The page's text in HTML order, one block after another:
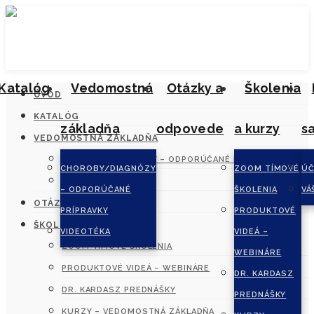
Vedomostná
základňa
CHOROBY/DIAGNÓZY
– ODPORÚČANÉ
PRÍPRAVKY
VIDEOTÉKA
Otázky a
odpovede
Školenia
a kurzy
ZOOM TÍMOVÉ
ŠKOLENIA
PRODUKTOVÉ
VIDEÁ –
WEBINÁRE
DR. KARDASZ
PREDNÁŠKY
ÚVOD
KATALÓG
VEDOMOSTNÁ ZÁKLADŇA
CHOROBY/DIAGNÓZY – ODPORÚČANÉ PRÍPRAVKY
OTÁZKY A ODPOVEDE
ŠKOLENIA A KURZY
ZOOM TÍMOVÉ ŠKOLENIA
PRODUKTOVÉ VIDEÁ – WEBINÁRE
DR. KARDASZ PREDNÁŠKY
KURZY – VEDOMOSTNÁ ZÁKLADŇA